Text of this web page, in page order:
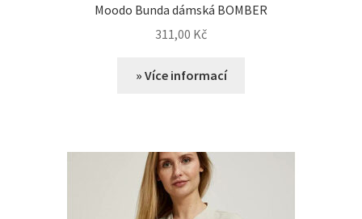
Moodo Bunda dámská BOMBER
311,00 Kč
» Více informací